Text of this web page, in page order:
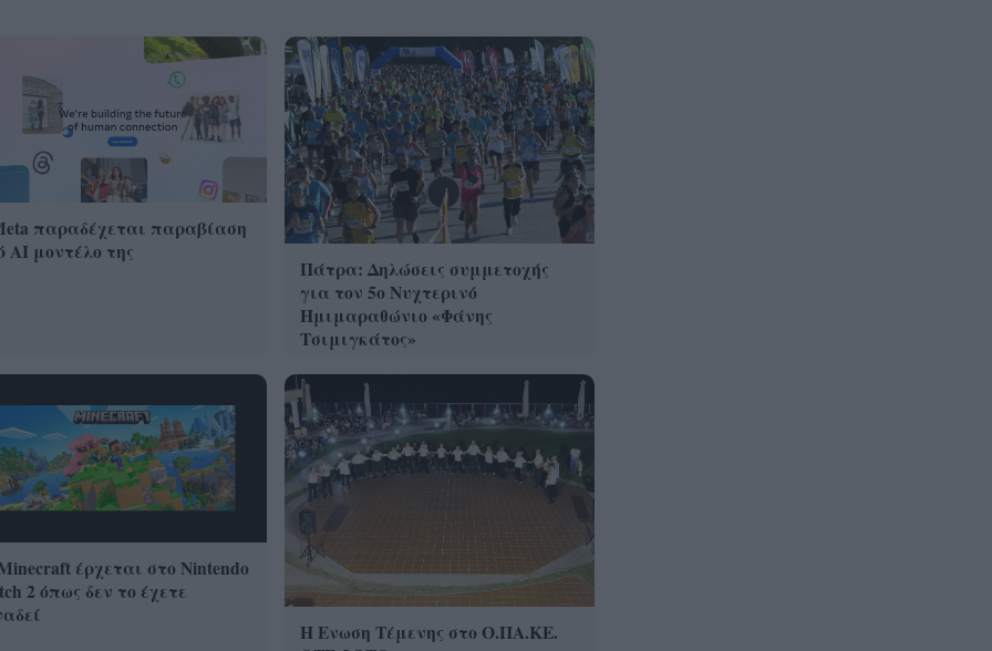
παραδέχεται παραβίαση
AI μοντέλο της
Πάτρα: Δηλώσεις συμμετοχής
για τον 5ο Νυχτερινό
Ημιμαραθώνιο «Φάνης
Τσιμιγκάτος»
έρχεται στο Nintendo
2 όπως δεν το έχετε
Η Ενωση Τέμενης στο Ο.ΠΑ.ΚΕ.